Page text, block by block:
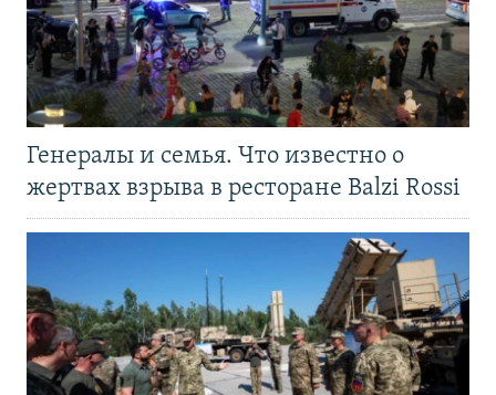
Генералы и семья. Что известно о
жертвах взрыва в ресторане Balzi Rossi